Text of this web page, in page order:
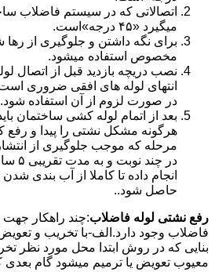
اتصالاتی که در سیستم فاضلاب
میگیرد «۴۵ درجه»است.
برای نگه داشتن و جلوگیری از رها
مخصوص استفاده میشود.
نصب دریچه بازدید قبل از اتصال
انتهای لوله های افقی ضروری
در صورت لزوم از آن استفاده شود.
بعد از اتمام لوله کشی ساختمان
هرگونه مشکل نشتی را پیدا و رفع
مرحله که موجب جلوگیری از
در
انجام داده تا کاملا از آب بندی
حاصل شود..
رفع نشتی لوله فاضلاب:چند راهکار
فاضلاب وجود دارد.الف-با تخریب و
بنایی که در روش ابتدا محل مورد نظر
معیوب تعویض یا ترمیم میشود گام